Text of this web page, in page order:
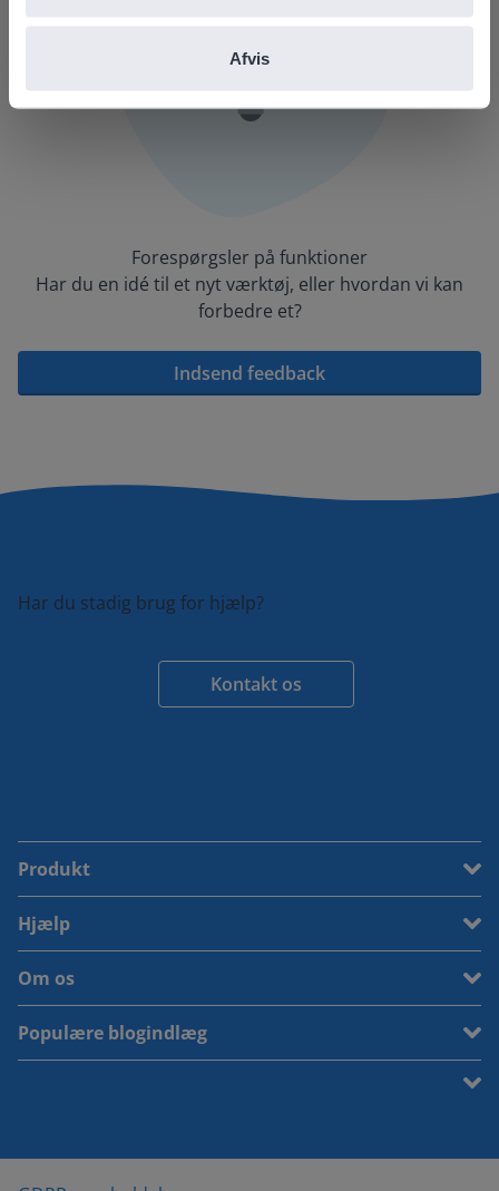
Afvis
Forespørgsler på funktioner
Har du en idé til et nyt værktøj, eller hvordan vi kan
forbedre et?
Indsend feedback
Har du stadig brug for hjælp?
Kontakt os
Produkt
Hjælp
Om os
Populære blogindlæg